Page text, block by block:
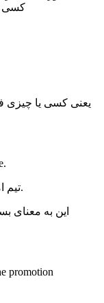
کسی
تیم امروز آماده است و در هر بازی پیروز می شود.
promotion